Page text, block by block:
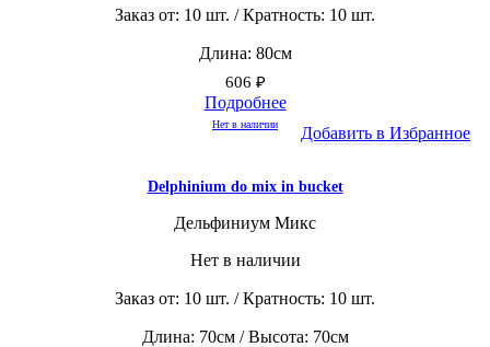
Заказ от: 10 шт. / Кратность: 10 шт.
Длина: 80см
606 ₽
Подробнее
Нет в наличии Добавить в Избранное
Delphinium do mix in bucket
Дельфиниум Микс
Нет в наличии
Заказ от: 10 шт. / Кратность: 10 шт.
Длина: 70см / Высота: 70см